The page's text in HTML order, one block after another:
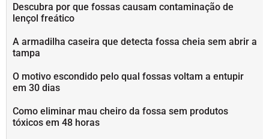
Descubra por que fossas causam contaminação de
lençol freático
A armadilha caseira que detecta fossa cheia sem abrir a
tampa
O motivo escondido pelo qual fossas voltam a entupir
em 30 dias
Como eliminar mau cheiro da fossa sem produtos
tóxicos em 48 horas